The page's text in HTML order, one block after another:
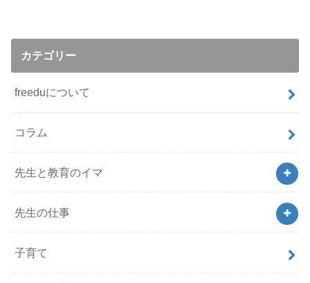
カテゴリー
freeduについて
コラム
先生と教育のイマ
先生の仕事
子育て